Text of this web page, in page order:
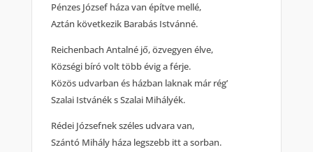
Pénzes József háza van építve mellé,
Aztán következik Barabás Istvánné.
Reichenbach Antalné jő, özvegyen élve,
Községi bíró volt több évig a férje.
Közös udvarban és házban laknak már rég’
Szalai Istvánék s Szalai Mihályék.
Rédei Józsefnek széles udvara van,
Szántó Mihály háza legszebb itt a sorban.